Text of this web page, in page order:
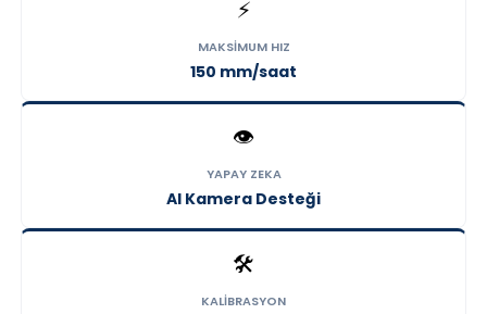
⚡
MAKSIMUM HIZ
150 mm/saat
👁️
YAPAY ZEKA
AI Kamera Desteği
🛠️
KALIBRASYON